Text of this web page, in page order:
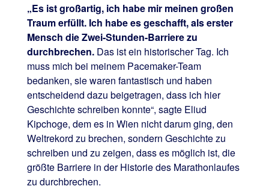
„Es ist großartig, ich habe mir meinen großen
Traum erfüllt. Ich habe es geschafft, als erster
Mensch die Zwei-Stunden-Barriere zu
durchbrechen.Das ist ein historischer Tag. Ich
muss mich bei meinem Pacemaker-Team
bedanken, sie waren fantastisch und haben
entscheidend dazu beigetragen, dass ich hier
Geschichte schreiben konnte“, sagte Eliud
Kipchoge, dem es in Wien nicht darum ging, den
Weltrekord zu brechen, sondern Geschichte zu
schreiben und zu zeigen, dass es möglich ist, die
größte Barriere in der Historie des Marathonlaufes
zu durchbrechen.